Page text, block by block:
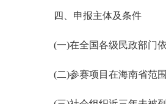
四、申报主体及条件
(一)在全国各级民政部门
(二)参赛项目在海南省范